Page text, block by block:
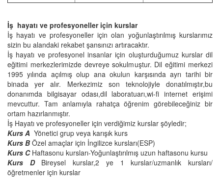
İş hayatı ve profesyoneller için kurslar
İş hayatı ve profesyoneller için olan yoğunlaştırılmış kurslarımız
sizin bu alandaki rekabet şansınızı artıracaktır.
İş hayatı ve profesyonel insanlar için oluşturduğumuz kurslar dil
eğitimi merkezlerimizde devreye sokulmuştur. Dil eğitimi merkezi
1995 yılında açılmış olup ana okulun karşısında ayrı tarihi bir
binada yer alır. Merkezimiz son teknolojiyle donatılmıştır,bu
donanımda bilgisayar odası,dil laboratuarı,wi-fi internet erişimi
mevcuttur. Tam anlamıyla rahatça öğrenim görebileceğiniz bir
ortam hazırlanmıştır.
İş Hayatı ve profesyoneller için verdiğimiz kurslar şöyledir;
Kurs A Yönetici grup veya karışık kurs
Kurs B Özel amaçlar için İngilizce kursları(ESP)
Kurs CHaftasonu kursları-Yoğunlaştırılmış uzun haftasonu kursu
Kurs DBireysel kurslar,2 ye 1 kurslar/uzmanlık kursları/
öğretmenler için kurslar